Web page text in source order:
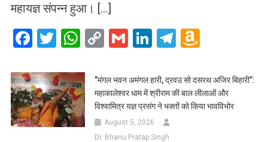
महायज्ञ संपन्न हुआ। […]
Facebook
Twitter
WhatsApp
CopyGmailLinkedIn
Telegram
List
​”मंगल भवन अमंगल हारी, द्रवउ सो दसरथ अजिर बिहारी”:
महाकालेश्वर धाम में श्रीराम की बाल लीलाओं और
विश्वामित्र यज्ञ प्रसंग ने भक्तों को किया भावविभोर
August 5, 2026
Dr. Bhanu Pratap Singh